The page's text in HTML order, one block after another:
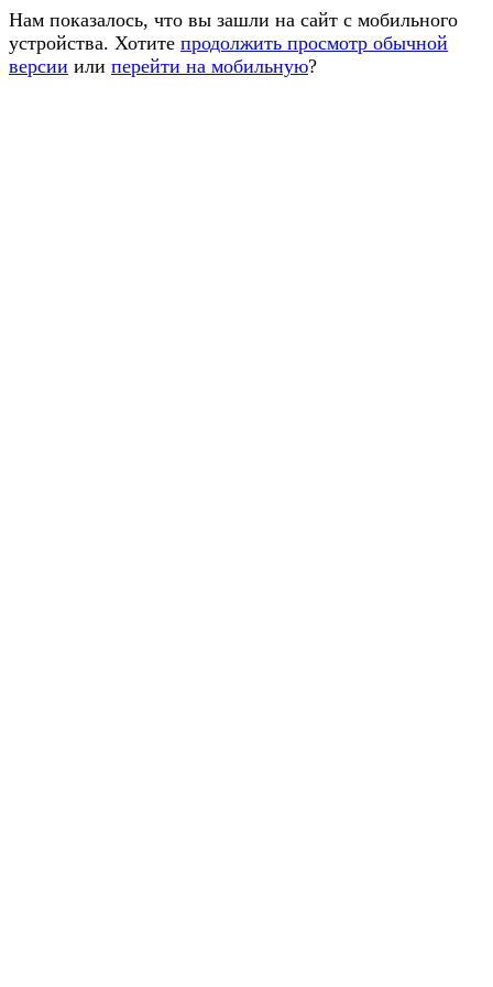
Нам показалось, что вы зашли на сайт с мобильного
устройства. Хотите продолжить просмотр обычной
версии или перейти на мобильную?